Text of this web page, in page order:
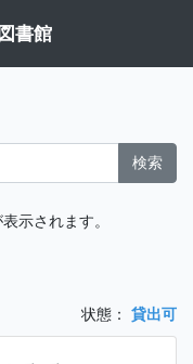
書館
検索
示されます。
状態： 貸出可